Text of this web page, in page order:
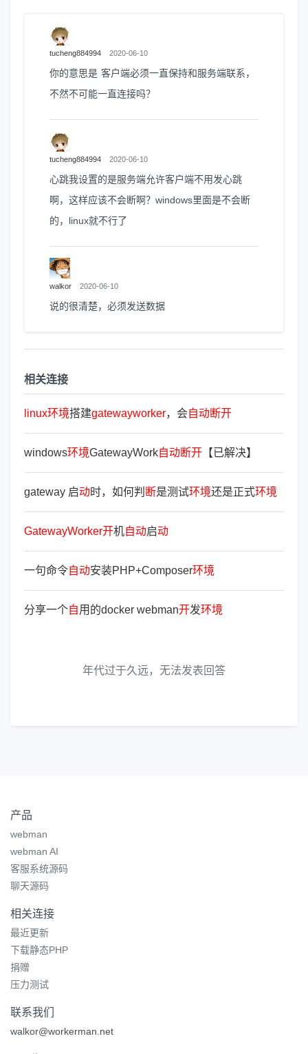
tucheng884994 2020-06-10
你的意思是 客户端必须一直保持和服务端联系，
不然不可能一直连接吗？
tucheng884994 2020-06-10
心跳我设置的是服务端允许客户端不用发心跳
啊，这样应该不会断啊？windows里面是不会断
的，linux就不行了
walkor 2020-06-10
说的很清楚，必须发送数据
相关连接
linux环境搭建gatewayworker，会自动断开
windows环境GatewayWork自动断开 【已解决】
gateway 启动时，如何判 断是测试环境还是正式环境
GatewayWorker开机自动启动
一句命令自动安装PHP+Composer环境
分享一个自用的docker webman开发环境
年代过于久远，无法发表回答
产品
webman
webman AI
客服系统源码
聊天源码
相关连接
最近更新
下载静态PHP
捐赠
压力测试
联系我们
walkor@workerman.net